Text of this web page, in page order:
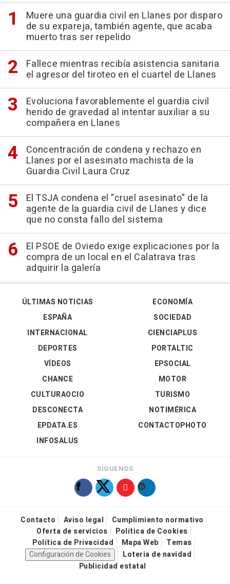
Muere una guardia civil en Llanes por disparo
de su expareja, también agente, que acaba
muerto tras ser repelido
Fallece mientras recibía asistencia sanitaria
el agresor del tiroteo en el cuartel de Llanes
Evoluciona favorablemente el guardia civil
herido de gravedad al intentar auxiliar a su
compañera en Llanes
Concentración de condena y rechazo en
Llanes por el asesinato machista de la
Guardia Civil Laura Cruz
El TSJA condena el "cruel asesinato" de la
agente de la guardia civil de Llanes y dice
que no consta fallo del sistema
El PSOE de Oviedo exige explicaciones por la
compra de un local en el Calatrava tras
adquirir la galería
ÚLTIMAS NOTICIAS
ESPAÑA
INTERNACIONAL
DEPORTES
VÍDEOS
ECONOMÍA
SOCIEDAD
CIENCIAPLUS
PORTALTIC
EPSOCIAL
CHANCE
CULTURAOCIO
DESCONECTA
EPDATA.ES
INFOSALUS
MOTOR
TURISMO
NOTIMÉRICA
CONTACTOPHOTO
SÍGUENOS
Contacto Aviso legal
Cumplimiento normativo
Oferta de servicios
Política de Cookies
Política de Privacidad
Mapa Web
Temas
Configuración de Cookies
Loteria de navidad
Publicidad estatal